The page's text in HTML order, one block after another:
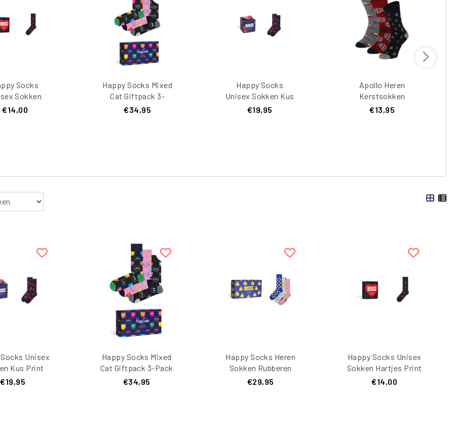
Socks
Sokken
Print
€14,00
Happy Socks Mixed
Cat Giftpack 3-
Pack
€34,95
Happy Socks
Unisex Sokken Kus
Print Valentijn
€19,95
Apollo Heren
Kerstsokken
Giftbox 3-Pack
€13,95
Unisex
Kus Print
Giftbox 2-
€19,95
Happy Socks Mixed
Cat Giftpack 3-Pack
€34,95
Happy Socks Heren
Sokken Rubberen
Badeendjes Print
€29,95
Happy Socks Unisex
Sokken Hartjes Print
Valentijn Giftbox 1-
€14,00